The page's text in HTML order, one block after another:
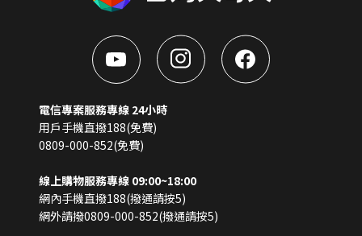
電信專案服務專線 24小時
用戶手機直撥188(免費)
0809-000-852(免費)
線上購物服務專線 09:00~18:00
網內手機直撥188(撥通請按5)
網外請撥0809-000-852(撥通請按5)